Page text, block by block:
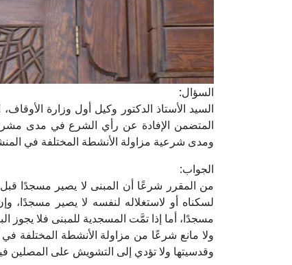
السؤال:
السيد الأستاذ الدكتور وكيل أول وزارة
المتضمن الإفادة عن رأي الشرع في مدى
ومدى شرعية مزاولة الأنشطة المختلفة في
الجواب:
من المقرر شرعًا أن المبنى لا يصير مسجدًا قبل
لسكناه أو لاستغلاله لنفسه لا يصير مسجدًا،
مسجدًا، أما إذا تمَّت المسجدية للمبنى فلا يجوز
ولا مانع شرعًا من مزاولة الأنشطة المختلفة
وقدسيتها ولا تؤدي إلى التشويش على المصلين